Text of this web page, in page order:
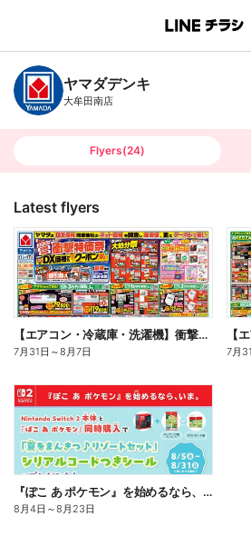
B
n
c
h
T
ヤマダデンキ
大牟田南店
Flyers(24)
Latest flyers
【エアコン・冷蔵庫・洗濯機】衝撃特価祭(おもて)
7月31日 ～8月7日 7月
『ぽこ あ ポケモン』を始めるなら、いま。
8月4日 ～8月23日